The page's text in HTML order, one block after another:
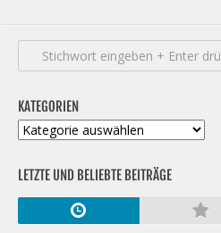
KATEGORIEN
Kategorien
LETZTE UND BELIEBTE BEITRÄGE